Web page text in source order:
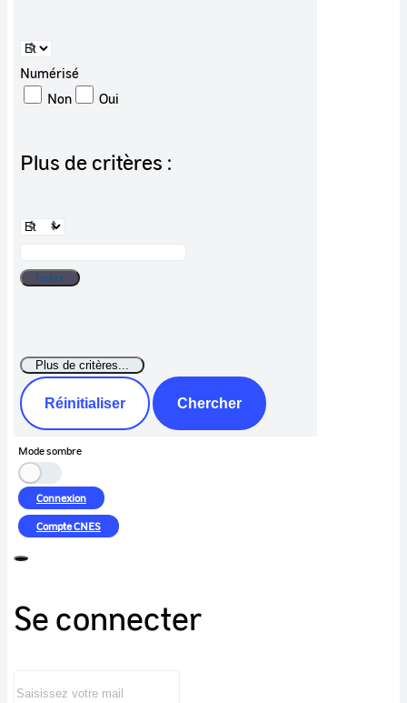
Numérisé
Non
Oui
Plus de critères :
Réinitialiser Chercher
Mode sombre
Connexion
CompteCNES
Se connecter